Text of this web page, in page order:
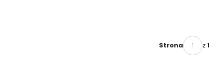
Strona z 1